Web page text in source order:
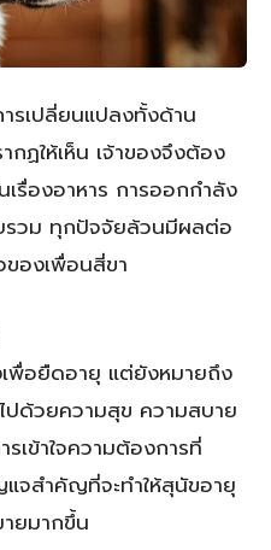
รเปลี่ยนแปลงทั้งด้าน
กฏให้เห็น เจ้าของจึงต้อง
เรื่องอาหาร การออกกำลัง
รวม ทุกปัจจัยล้วนมีผลต่อ
องเพื่อนสี่ขา
พื่อยืดอายุ แต่ยังหมายถึง
ไปด้วยความสุข ความสบาย
เข้าใจความต้องการที่
จสำคัญที่จะทำให้สุนัขอายุ
ยมากขึ้น